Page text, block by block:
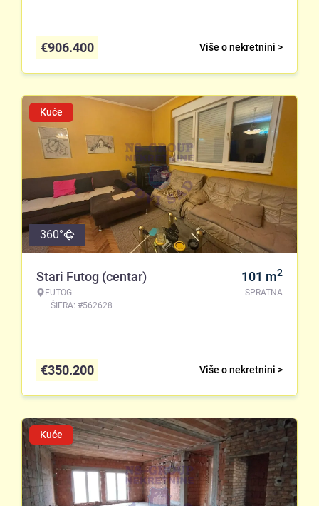
Više o nekretnini >
€906.400
Kuće
360°
Stari Futog (centar)
FUTOG
ŠIFRA: #562628
101 m2
SPRATNA
Više o nekretnini >
€350.200
Kuće